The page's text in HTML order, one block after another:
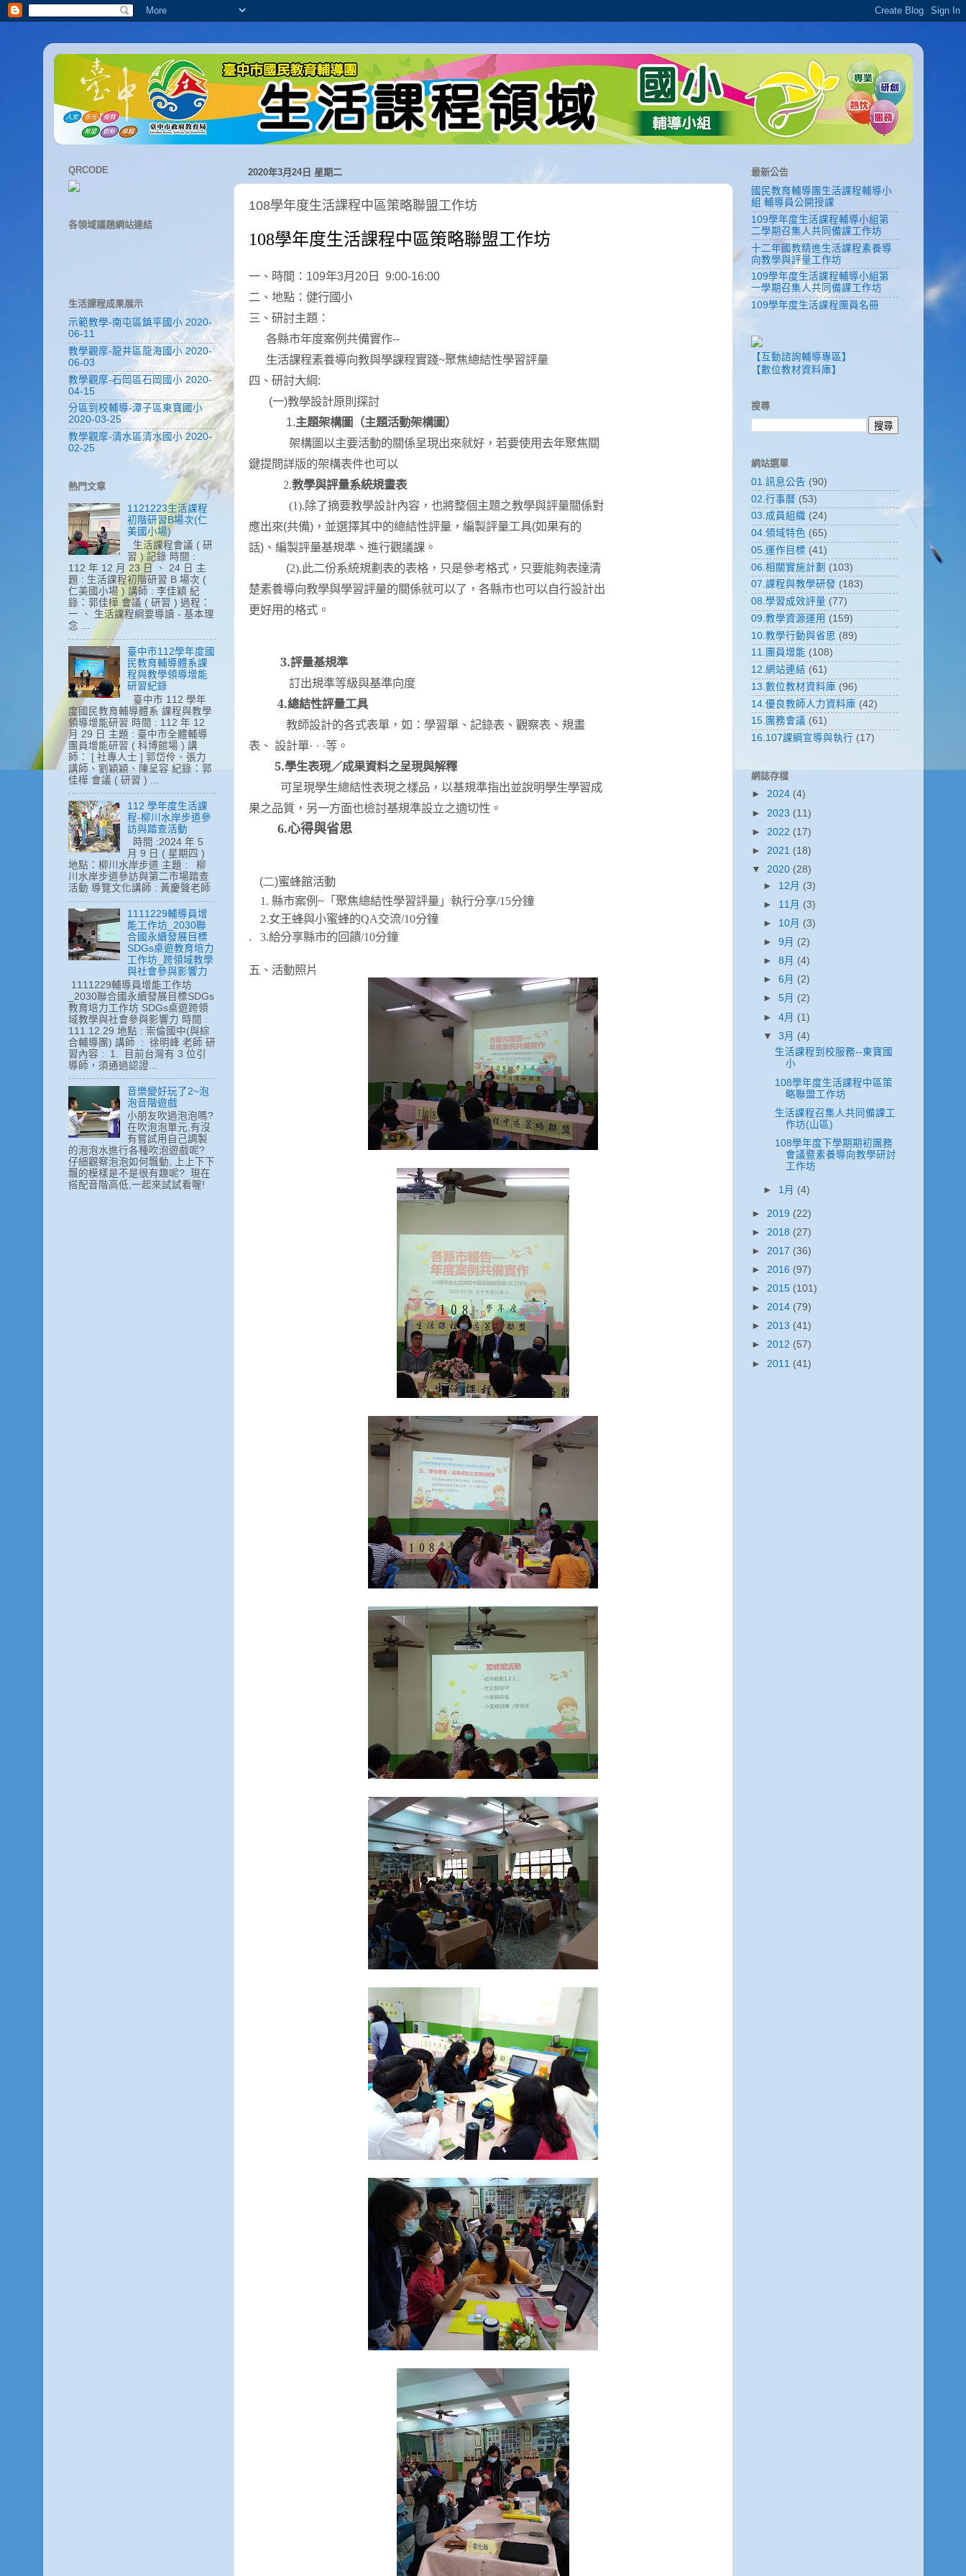
2020年3月24日 星期二
108學年度生活課程中區策略聯盟工作坊
108學年度生活課程中區策略聯盟工作坊
一、時間： 109年3月20日 9:00-16:00
二、地點：健行國小
三、研討主題：
各縣市年度案例共備實作--
生活課程素養導向教與學課程實踐~聚焦總結性學習評量
四、研討大綱:
(一)教學設計原則探討
1.主題架構圖（主題活動架構圖）
架構圖以主要活動的關係呈現出來就好，若要使用去年聚焦關
鍵提問詳版的架構表件也可以
2.教學與評量系統規畫表
(1).除了摘要教學設計內容，也將整個主題之教學與評量關係對
應出來(共備)，並選擇其中的總結性評量，編製評量工具(如果有的
話)、編製評量基規準、進行觀議課。
(2).此二份系統規劃表的表格，只是參考格式，只要能夠表達清
楚素養導向教學與學習評量的關係就可以了，各縣市也可以自行設計出
更好用的格式。
3.評量基規準
訂出規準等級與基準向度
4.總結性評量工具
教師設計的各式表單，如：學習單、記錄表、觀察表、規畫
表、 設計單· · ·等。
5.學生表現／成果資料之呈現與解釋
可呈現學生總結性表現之樣品，以基規準指出並說明學生學習成
果之品質，另一方面也檢討基規準設立之適切性。
6.心得與省思
(二)蜜蜂館活動
1. 縣市案例 ~ 「聚焦總結性學習評量」 執行分享/15分鐘
2.女王蜂與小蜜蜂的QA交流/10分鐘
. 3.給分享縣市的回饋/10分鐘
五、活動照片
QRCODE
各領域議題網站連結
生活課程成果展示
示範教學-南屯區鎮平國小 2020-
06-11
教學觀摩-龍井區龍海國小 2020-
06-03
教學觀摩-石岡區石岡國小 2020-
04-15
分區到校輔導-潭子區東寶國小
2020-03-25
教學觀摩-清水區清水國小 2020-
02-25
熱門文章
1121223生活課程
初階研習B場次(仁
美國小場)
生活課程會議 ( 研
習 ) 記錄 時間 :
112 年 12 月 23 日 、 24 日 主
題 : 生活課程初階研習 B 場次 (
仁美國小場 ) 講師 : 李佳穎 紀
錄：郭佳樺 會議 ( 研習 ) 過程：
一 、 生活課程綱要導讀 - 基本理
念 ...
臺中市112學年度國
民教育輔導體系課
程與教學領導增能
研習紀錄
臺中市 112 學年
度國民教育輔導體系 課程與教學
領導增能研習 時間 : 112 年 12
月 29 日 主題 : 臺中市全體輔導
團員增能研習 ( 科博館場 ) 講
師： [ 社專人士 ] 郭岱伶、張力
講師、劉穎穎、陳呈容 紀錄：郭
佳樺 會議 ( 研習 ) ...
112 學年度生活課
程-柳川水岸步道參
訪與踏查活動
時間 :2024 年 5
月 9 日 ( 星期四 )
地點：柳川水岸步道 主題 : 柳
川水岸步道參訪與第二市場踏查
活動 導覽文化講師 : 黃慶聲老師
1111229輔導員增
能工作坊_2030聯
合國永續發展目標
SDGs桌遊教育培力
工作坊_跨領域教學
與社會參與影響力
1111229輔導員增能工作坊
_2030聯合國永續發展目標SDGs
教育培力工作坊 SDGs桌遊跨領
域教學與社會參與影響力 時間 :
111.12.29 地點 : 崇倫國中(與綜
合輔導團) 講師 : 徐明峰 老師 研
習內容 : 1. 目前台灣有 3 位引
導師，須通過認證...
音樂變好玩了2~泡
泡音階遊戲
小朋友吹過泡泡嗎?
在吹泡泡單元,有沒
有嘗試用自己調製
的泡泡水進行各種吹泡遊戲呢?
仔細觀察泡泡如何飄動, 上上下下
飄的模樣是不是很有趣呢? 現在
搭配音階高低,一起來試試看喔!
最新公告
國民教育輔導團生活課程輔導小
組 輔導員公開授課
109學年度生活課程輔導小組第
二學期召集人共同備課工作坊
十二年國教精進生活課程素養導
向教學與評量工作坊
109學年度生活課程輔導小組第
一學期召集人共同備課工作坊
109學年度生活課程團員名冊
【互動諮詢輔導專區】
【數位教材資料庫】
搜尋
網站選單
01.訊息公告 (90)
02.行事曆 (53)
03.成員組織 (24)
04.領域特色 (65)
05.運作目標 (41)
06.相關實施計劃 (103)
07.課程與教學研發 (183)
08.學習成效評量 (77)
09.教學資源運用 (159)
10.教學行動與省思 (89)
11.團員增能 (108)
12.網站連結 (61)
13.數位教材資料庫 (96)
14.優良教師人力資料庫 (42)
15.團務會議 (61)
16.107課綱宣導與執行 (17)
網誌存檔
► 2024 (4)
► 2023 (11)
► 2022 (17)
► 2021 (18)
▼ 2020 (28)
► 12月 (3)
► 11月 (3)
► 10月 (3)
► 9月 (2)
► 8月 (4)
► 6月 (2)
► 5月 (2)
► 4月 (1)
▼ 3月 (4)
生活課程到校服務--東寶國
小
108學年度生活課程中區策
略聯盟工作坊
生活課程召集人共同備課工
作坊(山區)
108學年度下學期期初團務
會議暨素養導向教學研討
工作坊
► 1月 (4)
► 2019 (22)
► 2018 (27)
► 2017 (36)
► 2016 (97)
► 2015 (101)
► 2014 (79)
► 2013 (41)
► 2012 (57)
► 2011 (41)